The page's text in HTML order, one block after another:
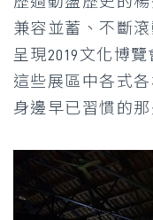
兼容並蓄、不斷
呈現2019文化博
這些展區中各式
身邊早已習慣的那